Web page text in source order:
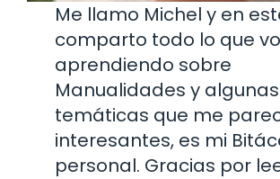
Me llamo Michel y en
comparto todo lo que
aprendiendo sobre
Manualidades y algunas
temáticas que me
interesantes, es mi
personal. Gracias por